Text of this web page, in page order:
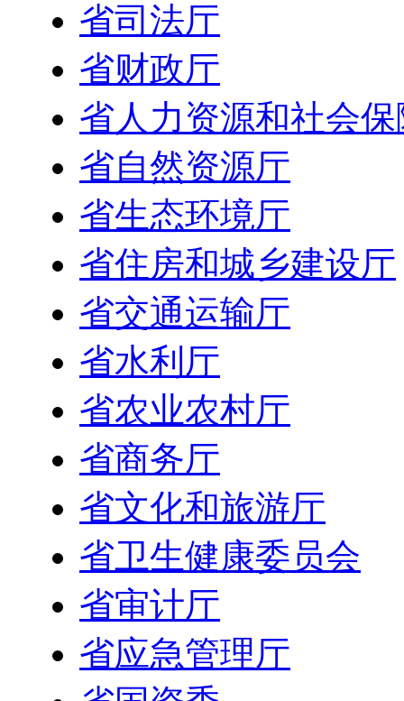
省司法厅
省财政厅
省人力资源和社会
省自然资源厅
省生态环境厅
省住房和城乡建设厅
省交通运输厅
省水利厅
省农业农村厅
省商务厅
省文化和旅游厅
省卫生健康委员会
省审计厅
省应急管理厅